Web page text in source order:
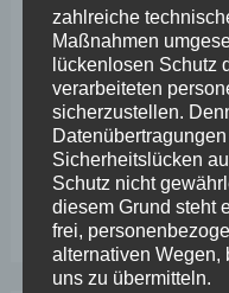
Sanierung des
Engstelle in Aachener
erstickt im Verkehr“
Wefelscheid
Wefelscheid bei 3-
zahlreiche
Maßnahmen
lückenlosen Schutz
verarbeiteten
sicherzustellen.
Sicherheitslücken
Schutz nicht
diesem Grund steht
frei,
alternativen Wegen,
uns zu übermitteln.